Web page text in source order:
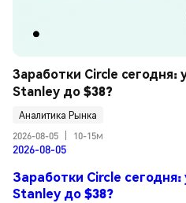
Заработки Circle сегодня:
Stanley до $38?
Аналитика Рынка
2026-08-05
10-15м
2026-08-05
Заработки Circle
Stanley до $38?